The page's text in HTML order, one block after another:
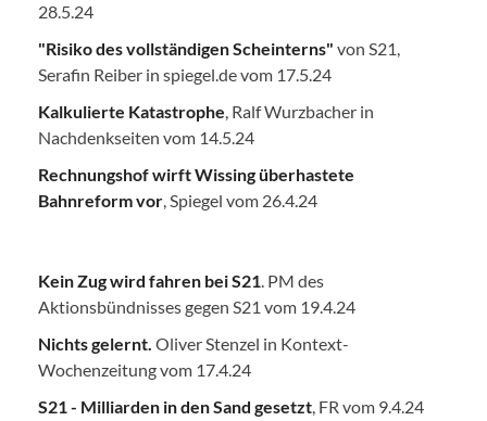
28.5.24
"Risiko des vollständigen Scheinterns" von S21,
Serafin Reiber in spiegel.de vom 17.5.24
Kalkulierte Katastrophe, Ralf Wurzbacher in
Nachdenkseiten vom 14.5.24
Rechnungshof wirft Wissing überhastete
Bahnreform vor, Spiegel vom 26.4.24
Kein Zug wird fahren bei S21. PM des
Aktionsbündnisses gegen S21 vom 19.4.24
Nichts gelernt. Oliver Stenzel in Kontext-
Wochenzeitung vom 17.4.24
S21 - Milliarden in den Sand gesetzt, FR vom 9.4.24